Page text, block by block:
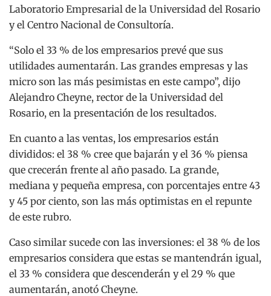
Laboratorio Empresarial de la Universidad del Rosario
y el Centro Nacional de Consultoría.
“Solo el 33 % de los empresarios prevé que sus
utilidades aumentarán. Las grandes empresas y las
micro son las más pesimistas en este campo”, dijo
Alejandro Cheyne, rector de la Universidad del
Rosario, en la presentación de los resultados.
En cuanto a las ventas, los empresarios están
divididos: el 38 % cree que bajarán y el 36 % piensa
que crecerán frente al año pasado. La grande,
mediana y pequeña empresa, con porcentajes entre 43
y 45 por ciento, son las más optimistas en el repunte
de este rubro.
Caso similar sucede con las inversiones: el 38 % de los
empresarios considera que estas se mantendrán igual,
el 33 % considera que descenderán y el 29 % que
aumentarán, anotó Cheyne.